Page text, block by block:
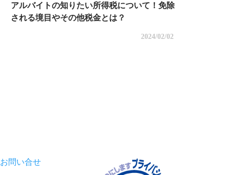
アルバイトの知りたい所得税について！免除
される境目やその他税金とは？
2024/02/02
お問い合せ